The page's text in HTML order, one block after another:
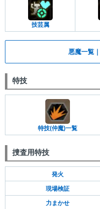
技芸属
悪魔一覧
特技
特技(仲魔)一覧
捜査用特技
発火
現場検証
力まかせ